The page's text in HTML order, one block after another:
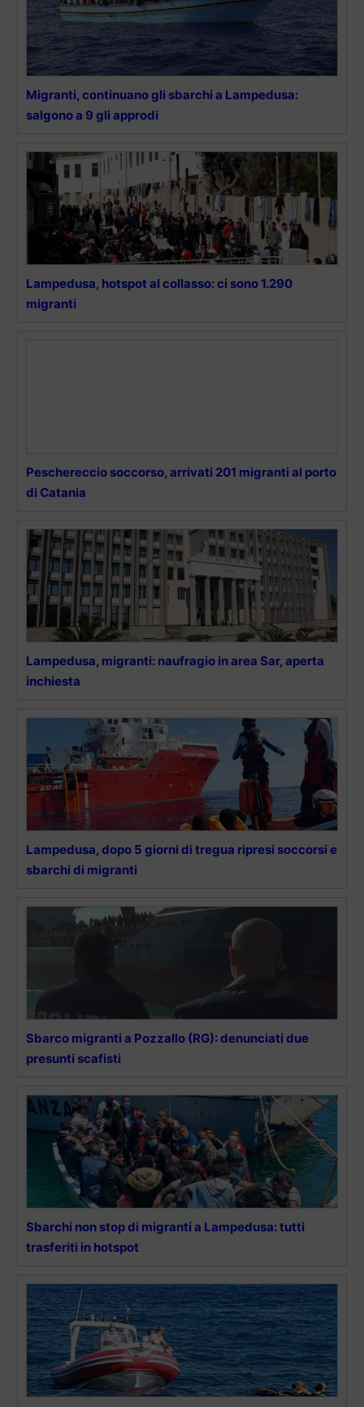
Migranti, continuano gli sbarchi a Lampedusa:
salgono a 9 gli approdi
Lampedusa, hotspot al collasso: ci sono 1.290
migranti
Peschereccio soccorso, arrivati 201 migranti al porto
di Catania
Lampedusa, migranti: naufragio in area Sar, aperta
inchiesta
Lampedusa, dopo 5 giorni di tregua ripresi soccorsi e
sbarchi di migranti
Sbarco migranti a Pozzallo (RG): denunciati due
presunti scafisti
Sbarchi non stop di migranti a Lampedusa: tutti
trasferiti in hotspot